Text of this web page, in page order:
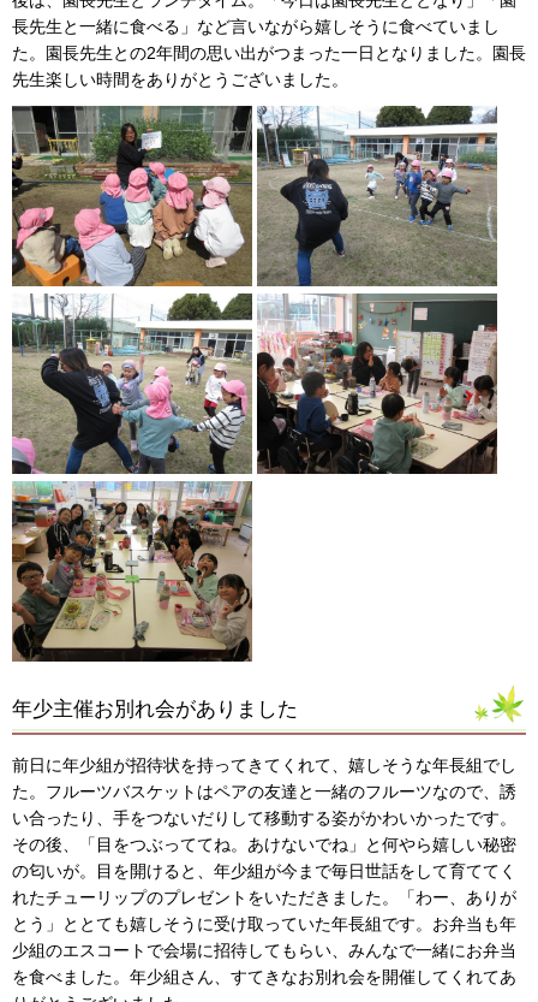
長先生と一緒に食べる」など言いながら嬉しそうに食べていまし
た。園長先生との2年間の思い出がつまった一日となりました。園長
先生楽しい時間をありがとうございました。
年少主催お別れ会がありました
前日に年少組が招待状を持ってきてくれて、嬉しそうな年長組でし
た。フルーツバスケットはペアの友達と一緒のフルーツなので、誘
い合ったり、手をつないだりして移動する姿がかわいかったです。
その後、「目をつぶっててね。あけないでね」と何やら嬉しい秘密
の匂いが。目を開けると、年少組が今まで毎日世話をして育ててく
れたチューリップのプレゼントをいただきました。「わー、ありが
とう」ととても嬉しそうに受け取っていた年長組です。お弁当も年
少組のエスコートで会場に招待してもらい、みんなで一緒にお弁当
を食べました。年少組さん、すてきなお別れ会を開催してくれてあ